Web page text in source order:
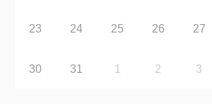
23 24 25 26 27
30 31 1 2 3